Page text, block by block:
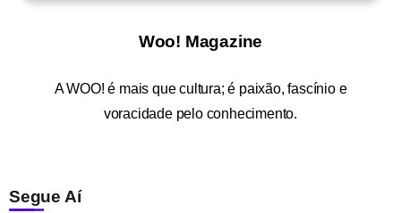
Woo! Magazine
AWOO! é mais que cultura; é paixão, fascínio e
voracidade pelo conhecimento.
Segue Aí